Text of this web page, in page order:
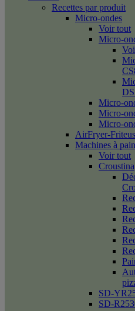
Recettes par produit
Micro-ondes
Voir tout
Micro-
Micro-
Micro-
Micro-
AirFryer-
Machines à pain
Voir tout
Croustina
SD-
SD-